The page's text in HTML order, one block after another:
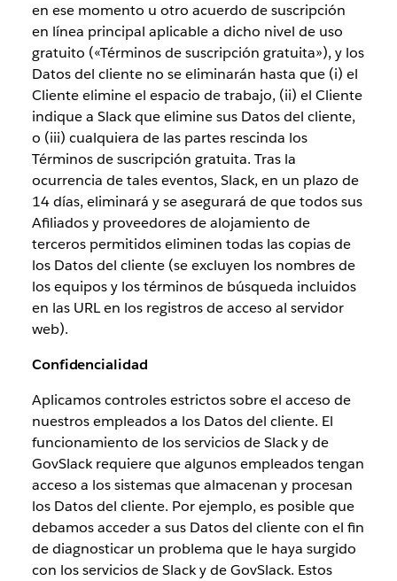
en ese momento u otro acuerdo de suscripción
en línea principal aplicable a dicho nivel de uso
gratuito («Términos de suscripción gratuita»), y los
Datos del cliente no se eliminarán hasta que (i) el
Cliente elimine el espacio de trabajo, (ii) el Cliente
indique a Slack que elimine sus Datos del cliente,
o (iii) cualquiera de las partes rescinda los
Términos de suscripción gratuita. Tras la
ocurrencia de tales eventos, Slack, en un plazo de
14 días, eliminará y se asegurará de que todos sus
Afiliados y proveedores de alojamiento de
terceros permitidos eliminen todas las copias de
los Datos del cliente (se excluyen los nombres de
los equipos y los términos de búsqueda incluidos
en las URL en los registros de acceso al servidor
web).
Confidencialidad
Aplicamos controles estrictos sobre el acceso de
nuestros empleados a los Datos del cliente. El
funcionamiento de los servicios de Slack y de
GovSlack requiere que algunos empleados tengan
acceso a los sistemas que almacenan y procesan
los Datos del cliente. Por ejemplo, es posible que
debamos acceder a sus Datos del cliente con el fin
de diagnosticar un problema que le haya surgido
con los servicios de Slack y de GovSlack. Estos